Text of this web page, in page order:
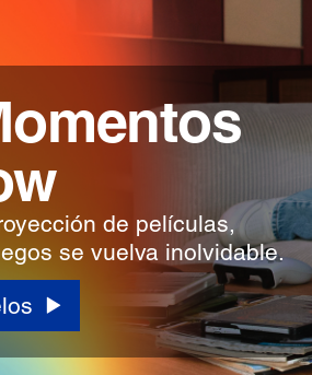
de películas,
se vuelva inolvidable.